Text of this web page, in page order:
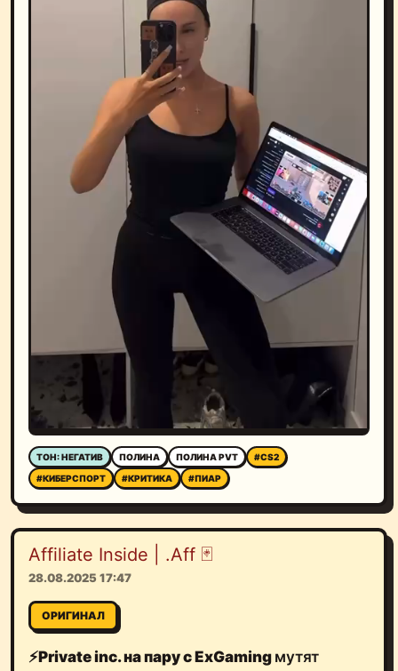
ТОН: НЕГАТИВ ПОЛИНА ПОЛИНА PVT
#CS2
#КИБЕРСПОРТ
#КРИТИКА #ПИАР
Affiliate Inside | .Aff 🃏
28.08.2025 17:47
ОРИГИНАЛ
⚡️Private inc. на пару с ExGaming мутят